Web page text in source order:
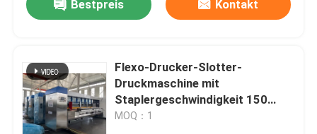
Bestpreis Kontakt
Flexo-Drucker-Slotter-
Druckmaschine mit
Staplergeschwindigkeit 150
Stück/min
MOQ：1